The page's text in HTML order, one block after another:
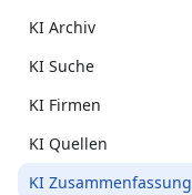
KI Archiv
KI Suche
KI Firmen
KI Quellen
KI